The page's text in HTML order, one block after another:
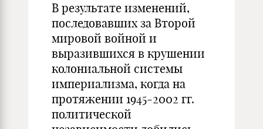
В результате изменений,
последовавших за Второй
мировой войной и
выразившихся в крушении
колониальной системы
империализма, когда на
протяжении 1945-2002 гг.
политической